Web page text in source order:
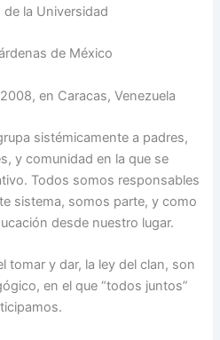
la Universidad
de México
en Caracas, Venezuela
sistémicamente a padres,
y comunidad en la que se
Todos somos responsables
sistema, somos parte, y como
desde nuestro lugar.
tomar y dar, la ley del clan, son
en el que “todos juntos”